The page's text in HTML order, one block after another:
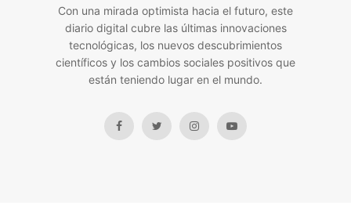
Con una mirada optimista hacia el futuro, este
diario digital cubre las últimas innovaciones
tecnológicas, los nuevos descubrimientos
científicos y los cambios sociales positivos que
están teniendo lugar en el mundo.